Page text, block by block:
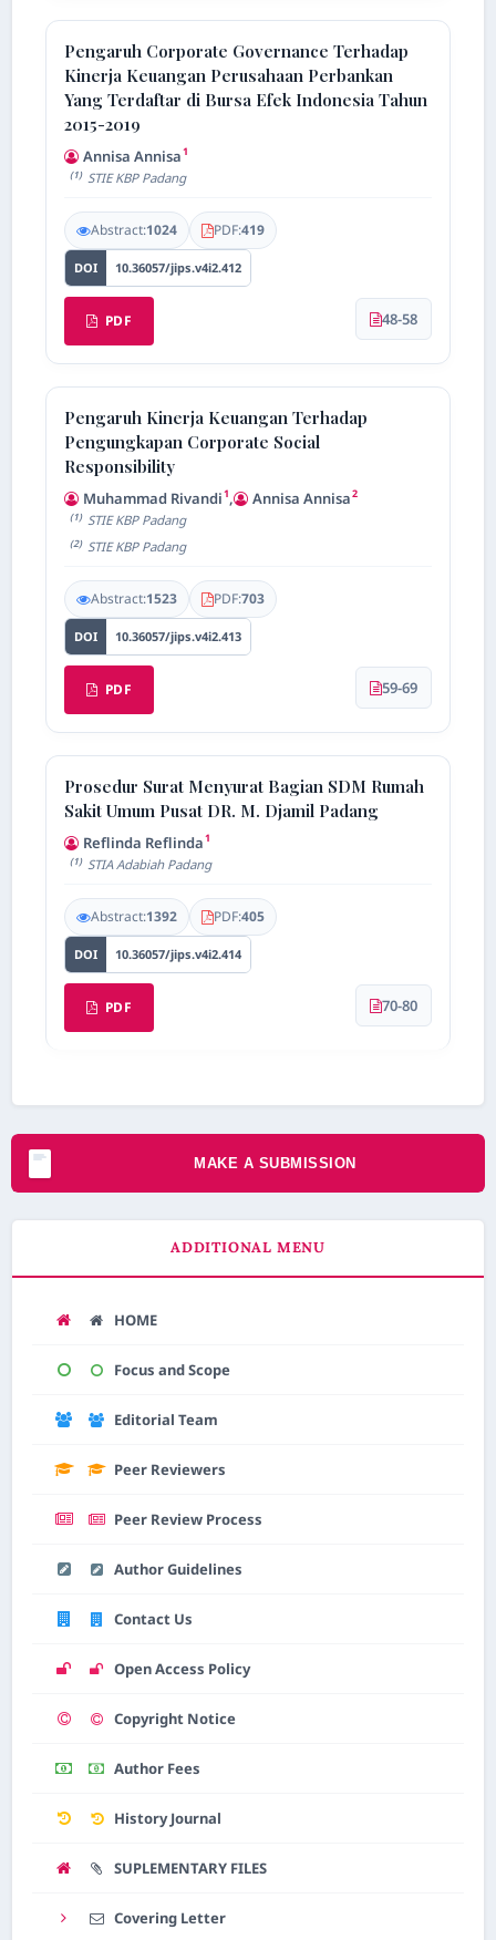
Pengaruh Corporate Governance Terhadap
Kinerja Keuangan Perusahaan Perbankan
Yang Terdaftar di Bursa Efek Indonesia Tahun
2015-2019
Annisa Annisa1
(1) STIE KBP Padang
Abstract:1024 PDF:419
DOI 10.36057/jips.v4i2.412
PDF 48-58
Pengaruh Kinerja Keuangan Terhadap
Pengungkapan Corporate Social
Responsibility
Muhammad Rivandi1, Annisa Annisa2
(1) STIE KBP Padang
(2) STIE KBP Padang
Abstract:1523 PDF:703
DOI 10.36057/jips.v4i2.413
PDF 59-69
Prosedur Surat Menyurat Bagian SDM Rumah
Sakit Umum Pusat DR. M. Djamil Padang
Reflinda Reflinda1
(1) STIA Adabiah Padang
Abstract:1392 PDF:405
DOI 10.36057/jips.v4i2.414
PDF 70-80
MAKE A SUBMISSION
ADDITIONAL MENU
HOME
Focus and Scope
Editorial Team
Peer Reviewers
Peer Review Process
Author Guidelines
Contact Us
Open Access Policy
Copyright Notice
Author Fees
History Journal
SUPLEMENTARY FILES
Covering Letter